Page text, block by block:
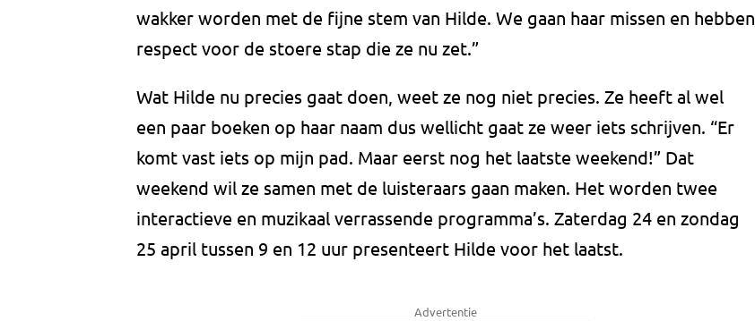
wakker worden met de fijne stem van Hilde. We gaan haar missen en hebben
respect voor de stoere stap die ze nu zet.”
Wat Hilde nu precies gaat doen, weet ze nog niet precies. Ze heeft al wel
een paar boeken op haar naam dus wellicht gaat ze weer iets schrijven. “Er
komt vast iets op mijn pad. Maar eerst nog het laatste weekend!” Dat
weekend wil ze samen met de luisteraars gaan maken. Het worden twee
interactieve en muzikaal verrassende programma’s. Zaterdag 24 en zondag
25 april tussen 9 en 12 uur presenteert Hilde voor het laatst.
Advertentie